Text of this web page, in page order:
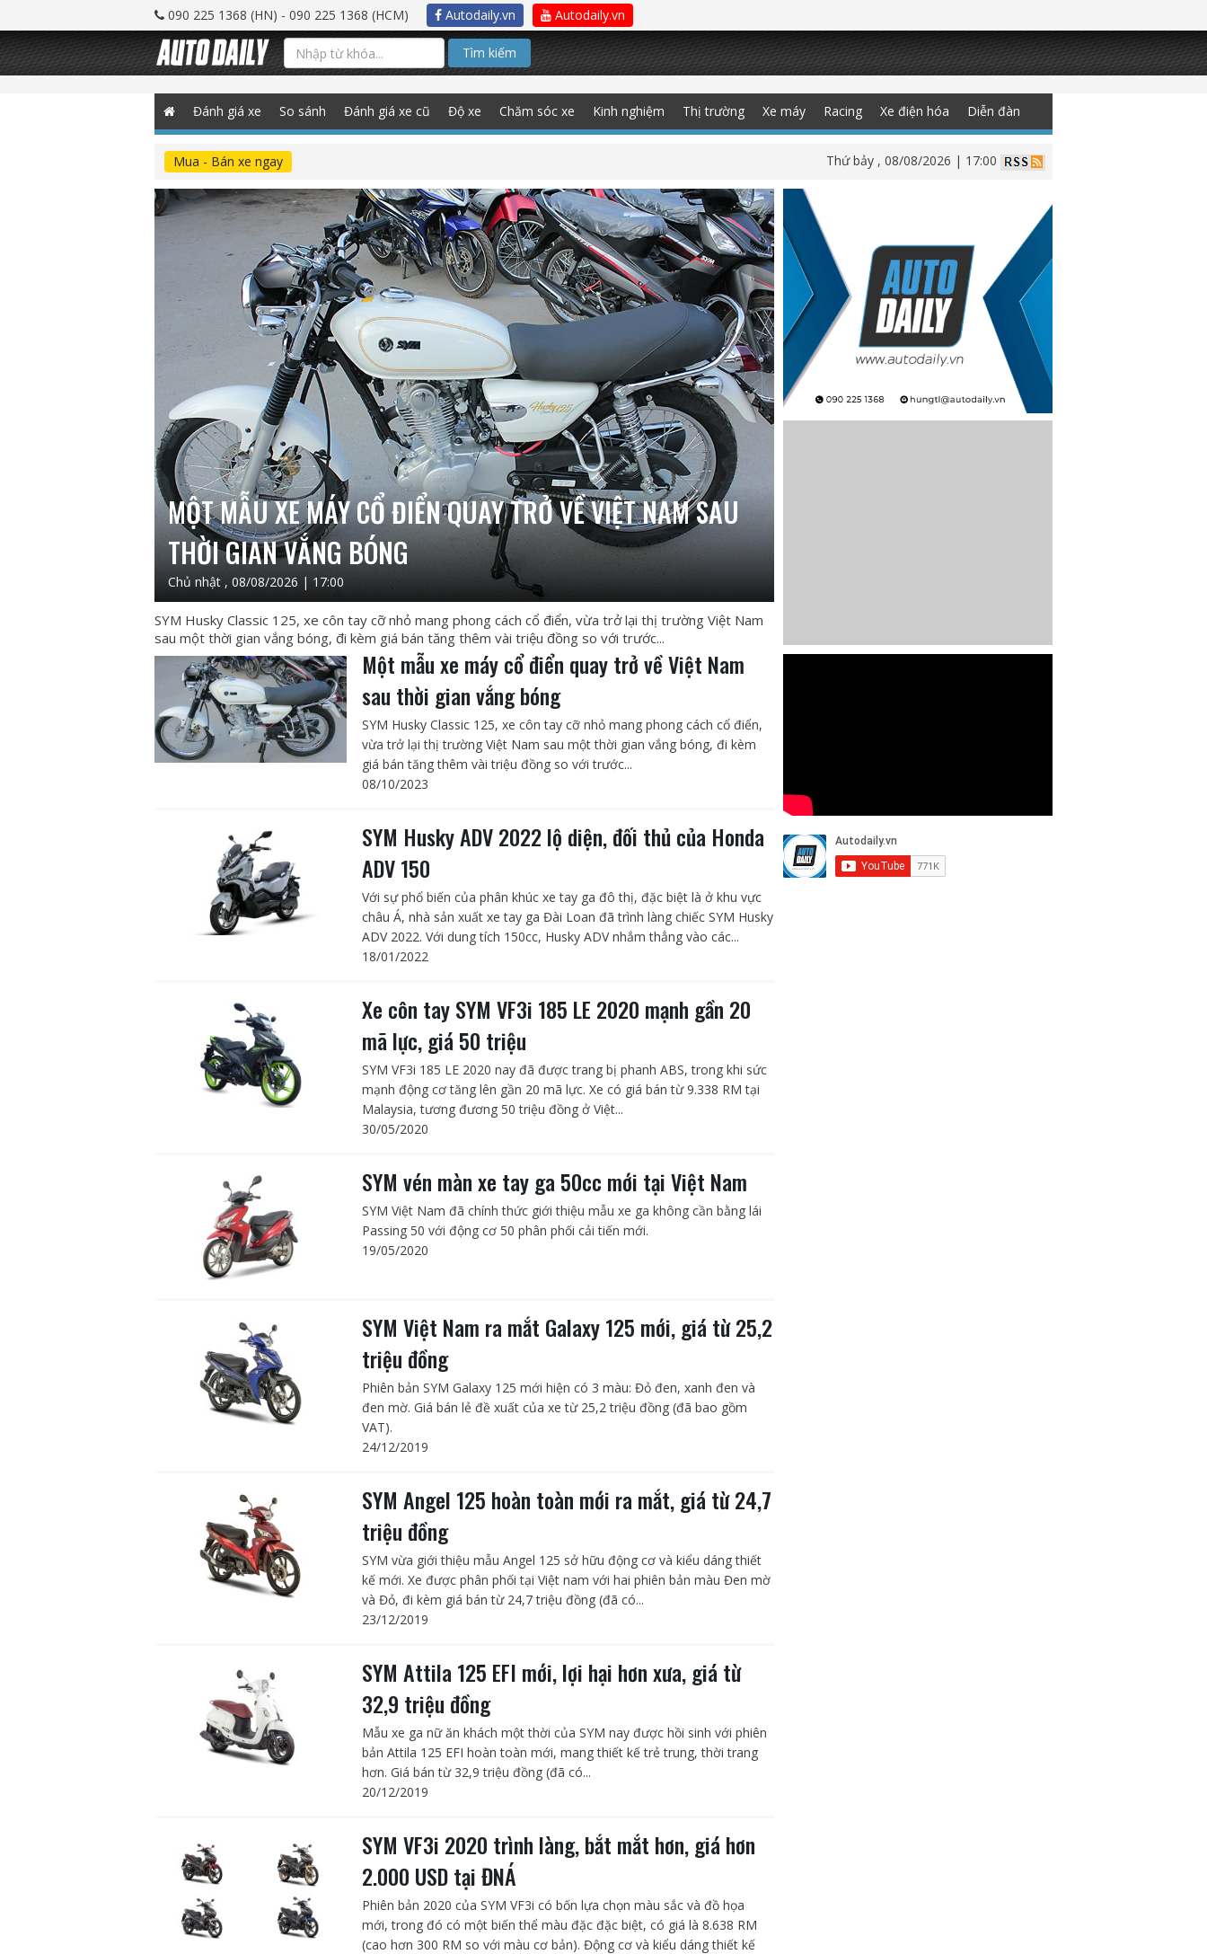
090 225 1368 (HN) - 090 225 1368 (HCM) Autodaily.vn Autodaily.vn
Tìm kiếm
Đánh giá xe So sánh Đánh giá xe cũ Độ xe Chăm sóc xe Kinh nghiệm Thị trường Xe máy Racing Xe điện hóa Diễn đàn
Mua - Bán xe ngay Thứ bảy , 08/08/2026 | 17:00
MỘT MẪU XE MÁY CỔ ĐIỂN QUAY TRỞ VỀ VIỆT NAM SAU
THỜI GIAN VẮNG BÓNG
Chủ nhật , 08/08/2026 | 17:00
SYM Husky Classic 125, xe côn tay cỡ nhỏ mang phong cách cổ điển, vừa trở lại thị trường Việt Nam
sau một thời gian vắng bóng, đi kèm giá bán tăng thêm vài triệu đồng so với trước...
Một mẫu xe máy cổ điển quay trở về Việt Nam
sau thời gian vắng bóng
SYM Husky Classic 125, xe côn tay cỡ nhỏ mang phong cách cổ điển,
vừa trở lại thị trường Việt Nam sau một thời gian vắng bóng, đi kèm
giá bán tăng thêm vài triệu đồng so với trước...
08/10/2023
SYM Husky ADV 2022 lộ diện, đối thủ của Honda
ADV 150
Với sự phổ biến của phân khúc xe tay ga đô thị, đặc biệt là ở khu vực
châu Á, nhà sản xuất xe tay ga Đài Loan đã trình làng chiếc SYM Husky
ADV 2022. Với dung tích 150cc, Husky ADV nhắm thẳng vào các...
18/01/2022
Xe côn tay SYM VF3i 185 LE 2020 mạnh gần 20
mã lực, giá 50 triệu
SYM VF3i 185 LE 2020 nay đã được trang bị phanh ABS, trong khi sức
mạnh động cơ tăng lên gần 20 mã lực. Xe có giá bán từ 9.338 RM tại
Malaysia, tương đương 50 triệu đồng ở Việt...
30/05/2020
SYM vén màn xe tay ga 50cc mới tại Việt Nam
SYM Việt Nam đã chính thức giới thiệu mẫu xe ga không cần bằng lái
Passing 50 với động cơ 50 phân phối cải tiến mới.
19/05/2020
SYM Việt Nam ra mắt Galaxy 125 mới, giá từ 25,2
triệu đồng
Phiên bản SYM Galaxy 125 mới hiện có 3 màu: Đỏ đen, xanh đen và
đen mờ. Giá bán lẻ đề xuất của xe từ 25,2 triệu đồng (đã bao gồm
VAT).
24/12/2019
SYM Angel 125 hoàn toàn mới ra mắt, giá từ 24,7
triệu đồng
SYM vừa giới thiệu mẫu Angel 125 sở hữu động cơ và kiểu dáng thiết
kế mới. Xe được phân phối tại Việt nam với hai phiên bản màu Đen mờ
và Đỏ, đi kèm giá bán từ 24,7 triệu đồng (đã có...
23/12/2019
SYM Attila 125 EFI mới, lợi hại hơn xưa, giá từ
32,9 triệu đồng
Mẫu xe ga nữ ăn khách một thời của SYM nay được hồi sinh với phiên
bản Attila 125 EFI hoàn toàn mới, mang thiết kế trẻ trung, thời trang
hơn. Giá bán từ 32,9 triệu đồng (đã có...
20/12/2019
SYM VF3i 2020 trình làng, bắt mắt hơn, giá hơn
2.000 USD tại ĐNÁ
Phiên bản 2020 của SYM VF3i có bốn lựa chọn màu sắc và đồ họa
mới, trong đó có một biến thể màu đặc đặc biệt, có giá là 8.638 RM
(cao hơn 300 RM so với màu cơ bản). Động cơ và kiểu dáng thiết kế